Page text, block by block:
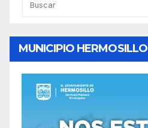
MUNICIPIO HERMOSILLO